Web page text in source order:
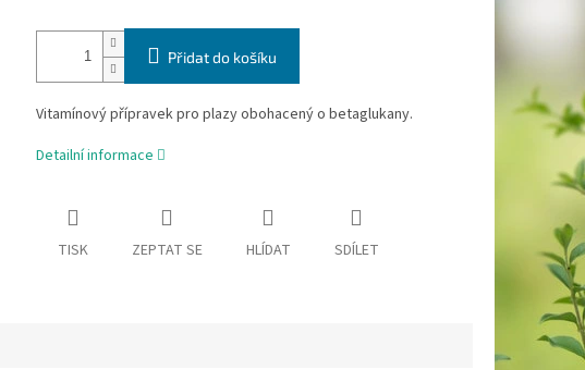
Přidat do košíku
Vitamínový přípravek pro plazy obohacený o betaglukany.
Detailní informace
TISK ZEPTAT SE HLÍDAT SDÍLET